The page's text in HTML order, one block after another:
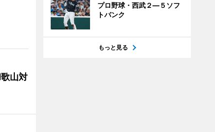
山対
プロ野球・西武２―５ソフ
トバンク
もっと見る